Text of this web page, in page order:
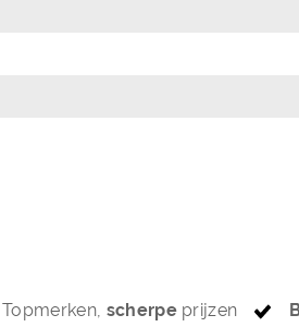
Topmerken, scherpeprijzen